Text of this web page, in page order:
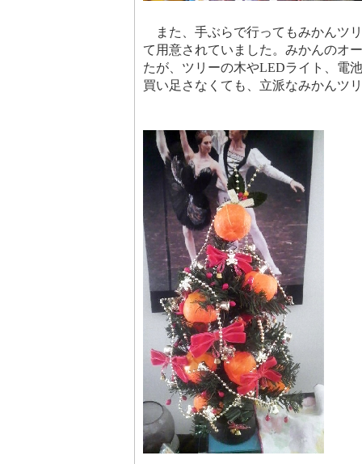
また、手ぶらで行ってもみかんツ
て用意されていました。みかんのオ
たが、ツリーの木やLEDライト、電
買い足さなくても、立派なみかん